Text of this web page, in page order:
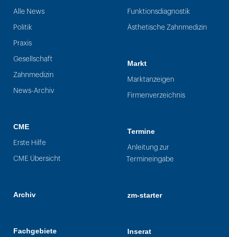
Alle News
Politik
Praxis
Gesellschaft
Zahnmedizin
News-Archiv
CME
Erste Hilfe
CME Übersicht
Archiv
Fachgebiete
Funktionsdiagnostik
Ästhetische Zahnmedizin
Markt
Marktanzeigen
Firmenverzeichnis
Termine
Anleitung zur
Termineingabe
zm-starter
Inserat